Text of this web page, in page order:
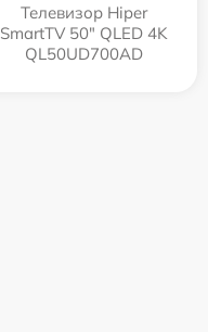
Телевизор Hiper
SmartTV 50" QLED 4K
QL50UD700AD